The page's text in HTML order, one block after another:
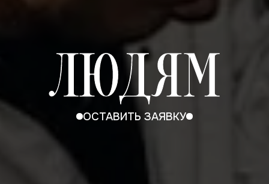
ЛЮДЯМ
ОСТАВИТЬ ЗАЯВКУ